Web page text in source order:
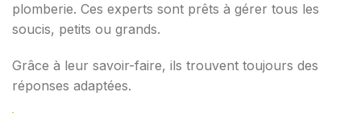
plomberie. Ces experts sont prêts à gérer tous les
soucis, petits ou grands.
Grâce à leur savoir-faire, ils trouvent toujours des
réponses adaptées.